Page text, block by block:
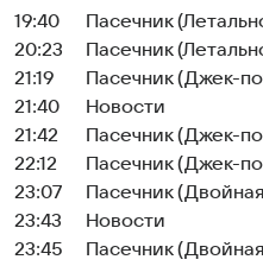
19:40
Пасечник
20:23
Пасечник
21:19
Пасечник (Джек-
21:40
Новости
21:42
Пасечник (Джек-
22:12
Пасечник (Джек-
23:07
Пасечник
23:43
Новости
23:45
Пасечник